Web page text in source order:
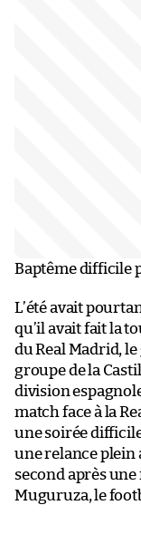
Baptême difficile
L’été avait
qu’il avait fait la
du Real Madrid,
groupe de la
division
match face à la
une soirée
une relance plein
second après
Muguruza, le